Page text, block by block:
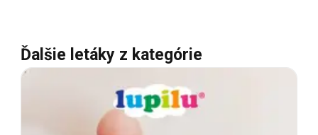
Ďalšie letáky z kategórie